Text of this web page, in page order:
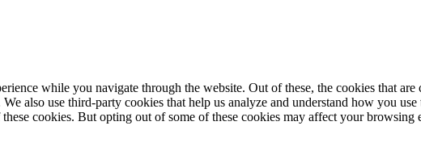
while you navigate through the website. Out of these, the cookies that
also use third-party cookies that help us analyze and understand how you
cookies. But opting out of some of these cookies may affect your browsing